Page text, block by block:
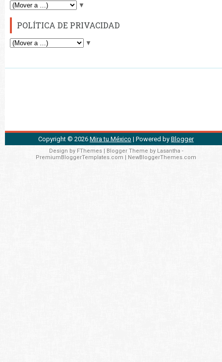
▼
POLÍTICA DE PRIVACIDAD
▼
Copyright © 2026 Mira tu México | Powered by Blogger
Design by FThemes| Blogger Theme by Lasantha -
PremiumBloggerTemplates.com
NewBloggerThemes.com